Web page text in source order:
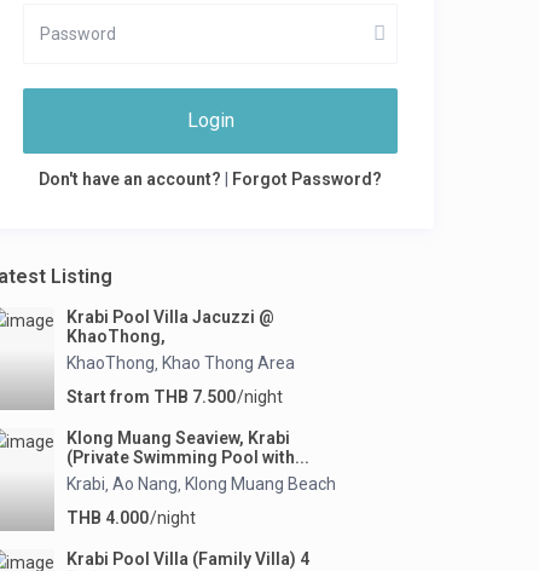
Login
Don't have an account? Forgot Password?
Listing
Krabi Pool Villa Jacuzzi @
KhaoThong,
KhaoThong, Khao Thong Area
Start from THB 7.500/night
Klong Muang Seaview, Krabi
(Private Swimming Pool with...
Krabi, Ao Nang, Klong Muang Beach
THB 4.000/night
Krabi Pool Villa (Family Villa) 4